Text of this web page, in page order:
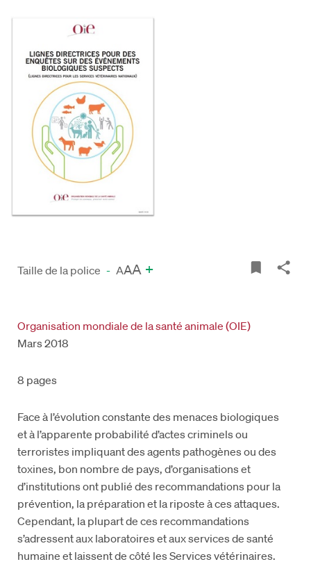
Taille de la police - AAA +
Organisation mondiale de la santé animale (OIE)
Mars 2018
8 pages
Face à l’évolution constante des menaces biologiques
et à l’apparente probabilité d’actes criminels ou
terroristes impliquant des agents pathogènes ou des
toxines, bon nombre de pays, d’organisations et
d’institutions ont publié des recommandations pour la
prévention, la préparation et la riposte à ces attaques.
Cependant, la plupart de ces recommandations
s’adressent aux laboratoires et aux services de santé
humaine et laissent de côté les Services vétérinaires.